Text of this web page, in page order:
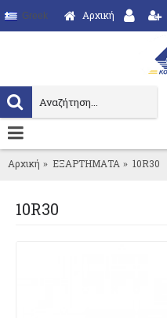
Greek Αρχική
Αρχική ΕΞΑΡΤΗΜΑΤΑ 10R30
10R30